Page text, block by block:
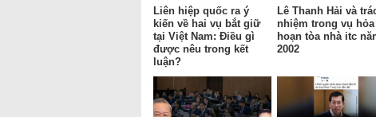
Liên hiệp quốc ra ý
kiến về hai vụ bắt giữ
tại Việt Nam: Điều gì
được nêu trong kết
luận?
Lê Thanh Hải và
nhiệm trong vụ hỏa
hoạn tòa nhà itc
2002